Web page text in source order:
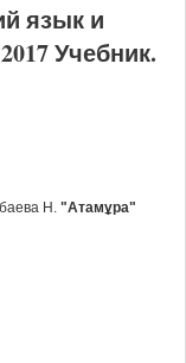
язык и
Учебник.
Н. "Атамұра"